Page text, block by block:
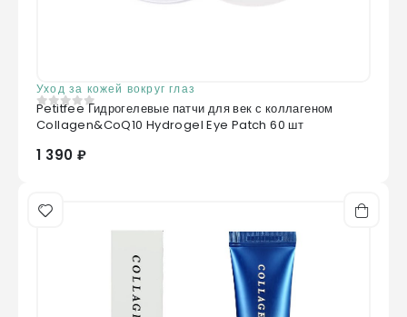
Уход за кожей вокруг глаз
0 из 5
Petitfee Гидрогелевые патчи для век с коллагеном
Collagen&CoQ10 Hydrogel Eye Patch 60 шт
1 390 ₽